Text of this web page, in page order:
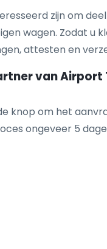
zijn om
wagen. Zodat u
attesten en
van Airport
knop om het
ongeveer 5